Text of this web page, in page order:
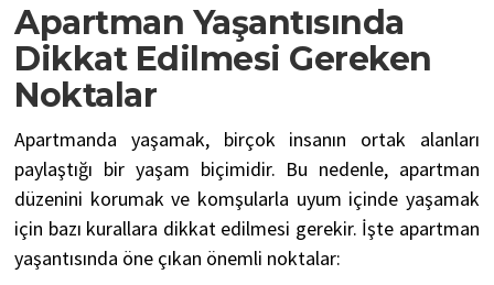
Apartman Yaşantısında
Dikkat Edilmesi Gereken
Noktalar
Apartmanda yaşamak, birçok insanın ortak alanları
paylaştığı bir yaşam biçimidir. Bu nedenle, apartman
düzenini korumak ve komşularla uyum içinde yaşamak
için bazı kurallara dikkat edilmesi gerekir. İşte apartman
yaşantısında öne çıkan önemli noktalar: